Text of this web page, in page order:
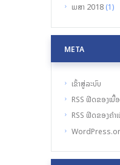
ເມສາ 2018 (1)
META
ເຂົ້າສູ່ລະບົບ
RSS ຟີດຂອງເນື້
RSS ຟີດຂອງຄຳ